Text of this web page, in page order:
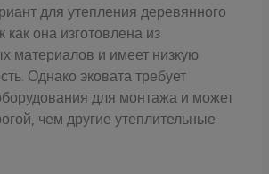
для утепления деревянного
как она изготовлена из
материалов и имеет низкую
Однако эковата требует
для монтажа и может
чем другие утеплительные